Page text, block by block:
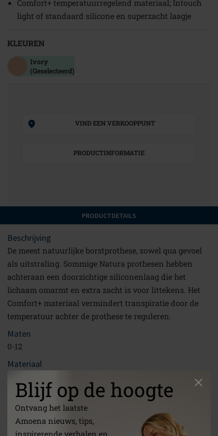
Blijf op de hoogte
Ontvang het laatste
Amoena nieuws, tips,
inspirerende verhalen en
Comfort+ temperatuurregelend materiaal; Intouch
light of standaard silicone en superzacht laagje
KLEUREN
Ivory
(Geselecteerd)
VIND EEN VERKOOPPUNT
PRODUCTINFORMATIE
PRODUCTDETAILS
Beschrijving
De meest natuurlijke borstprothese, zowel qua gevoel
als uitstraling. Sommige Natura prothesen hebben
achteraan een doorzichtige siliconenlaag die het
lichaam omarmt en extra zacht is voor littekens. Het
Comfort+ materiaal vermindert transpiratie door de
temperatuur achter de prothese te reguleren.
Maten
0-12
Materiaal
PU-Film, Lightweight Silicone, Silicone, Phase-Change-
Material
Koppeling
/nl/over-ons/